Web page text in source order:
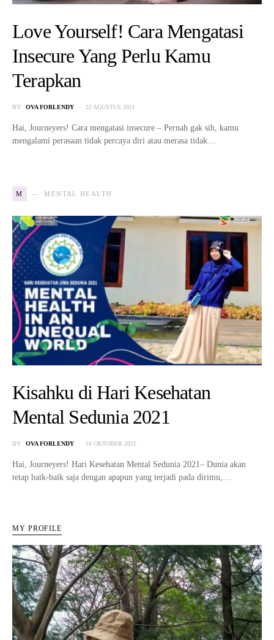
Love Yourself! Cara Mengatasi
Insecure Yang Perlu Kamu
Terapkan
BY OVA FORLENDY 22 AGUSTUS 2021
Hai, Journeyers! Cara mengatasi insecure – Pernah gak sih, kamu
mengalami perasaan tidak percaya diri atau merasa tidak…
M MENTAL HEALTH
Kisahku di Hari Kesehatan
Mental Sedunia 2021
BY OVA FORLENDY 10 OKTOBER 2021
Hai, Journeyers! Hari Kesehatan Mental Sedunia 2021– Dunia akan
tetap baik-baik saja dengan apapun yang terjadi pada dirimu,…
MY PROFILE